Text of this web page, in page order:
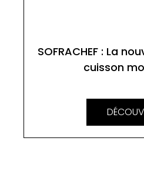
SOFRACHEF : La
cuisson